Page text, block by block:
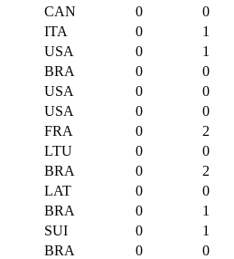
CAN 0
0
ITA 0
1
USA 0
1
BRA 0
0
USA 0
0
USA 0
0
FRA 0
2
LTU 0
0
BRA 0
2
LAT 0
0
BRA 0
1
SUI 0
1
BRA 0
0